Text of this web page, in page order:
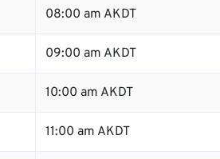
08:00 am AKDT
09:00 am AKDT
10:00 am AKDT
11:00 am AKDT